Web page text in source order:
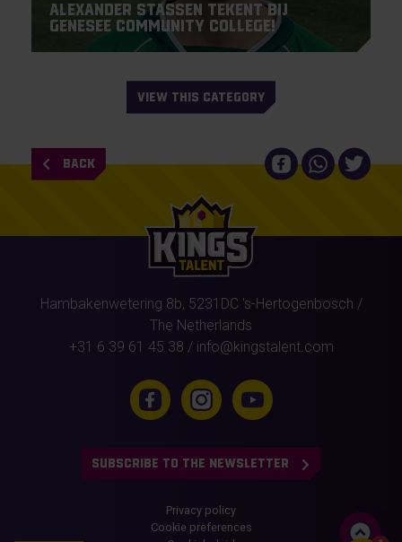
Alexander Stassen tekent bij
Genesee Community College!
VIEW THIS CATEGORY
BACK
Hambakenwetering 8b, 5231DC 's-Hertogenbosch /
The Netherlands
+31 6 39 61 45 38 / info@kingstalent.com
SUBSCRIBE TO THE NEWSLETTER
Privacy policy
Cookie preferences